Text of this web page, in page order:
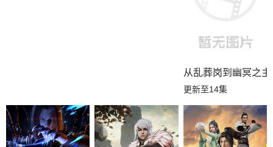
从乱葬岗到幽冥之主
更新至14集